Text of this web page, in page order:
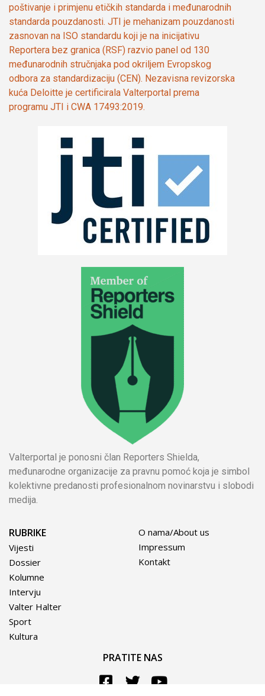
poštivanje i primjenu etičkih standarda i međunarodnih
standarda pouzdanosti. JTI je mehanizam pouzdanosti
zasnovan na ISO standardu koji je na inicijativu
Reportera bez granica (RSF) razvio panel od 130
međunarodnih stručnjaka pod okriljem Evropskog
odbora za standardizaciju (CEN). Nezavisna revizorska
kuća Deloitte je certificirala Valterportal prema
programu JTI i CWA 17493:2019.
Valterportal je ponosni član Reporters Shielda,
međunarodne organizacije za pravnu pomoć koja je simbol
kolektivne predanosti profesionalnom novinarstvu i slobodi
medija.
RUBRIKE
Vijesti
Dossier
Kolumne
Intervju
Valter Halter
Sport
Kultura
O nama/About us
Impressum
Kontakt
PRATITE NAS